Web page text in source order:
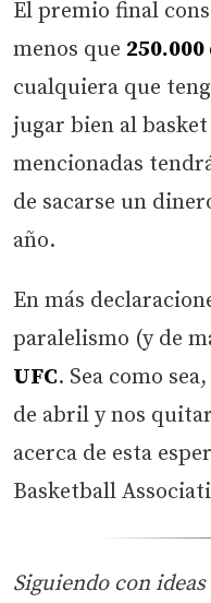
El premio final
menos que
cualquiera que
jugar bien al
mencionadas
de sacarse un
año.
En más
paralelismo (y de
UFC. Sea como
de abril y nos
acerca de esta
Basketball
Siguiendo con